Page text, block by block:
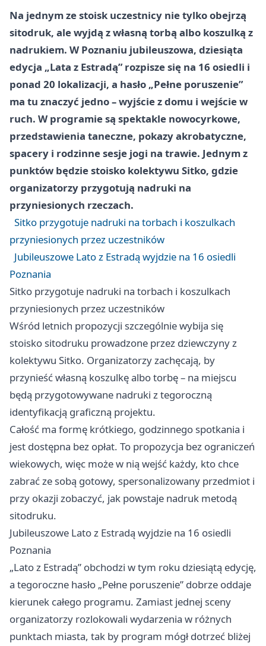
Na jednym ze stoisk uczestnicy nie tylko obejrzą
sitodruk, ale wyjdą z własną torbą albo koszulką z
nadrukiem. W Poznaniu jubileuszowa, dziesiąta
edycja „Lata z Estradą” rozpisze się na 16 osiedli i
ponad 20 lokalizacji, a hasło „Pełne poruszenie”
ma tu znaczyć jedno – wyjście z domu i wejście w
ruch. W programie są spektakle nowocyrkowe,
przedstawienia taneczne, pokazy akrobatyczne,
spacery i rodzinne sesje jogi na trawie. Jednym z
punktów będzie stoisko kolektywu Sitko, gdzie
organizatorzy przygotują nadruki na
przyniesionych rzeczach.
Sitko przygotuje nadruki na torbach i koszulkach
przyniesionych przez uczestników
Jubileuszowe Lato z Estradą wyjdzie na 16 osiedli
Poznania
Sitko przygotuje nadruki na torbach i koszulkach
przyniesionych przez uczestników
Wśród letnich propozycji szczególnie wybija się
stoisko sitodruku prowadzone przez dziewczyny z
kolektywu Sitko. Organizatorzy zachęcają, by
przynieść własną koszulkę albo torbę – na miejscu
będą przygotowywane nadruki z tegoroczną
identyfikacją graficzną projektu.
Całość ma formę krótkiego, godzinnego spotkania i
jest dostępna bez opłat. To propozycja bez ograniczeń
wiekowych, więc może w nią wejść każdy, kto chce
zabrać ze sobą gotowy, spersonalizowany przedmiot i
przy okazji zobaczyć, jak powstaje nadruk metodą
sitodruku.
Jubileuszowe Lato z Estradą wyjdzie na 16 osiedli
Poznania
„Lato z Estradą” obchodzi w tym roku dziesiątą edycję,
a tegoroczne hasło „Pełne poruszenie” dobrze oddaje
kierunek całego programu. Zamiast jednej sceny
organizatorzy rozlokowali wydarzenia w różnych
punktach miasta, tak by program mógł dotrzeć bliżej